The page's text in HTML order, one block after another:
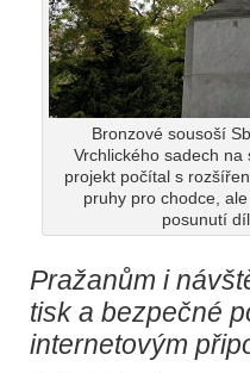
Bronzové sousoší
Vrchlického sadech
projekt počítal s
pruhy pro chodce,
posunutí
Pražanům i
tisk a bezpečné
internetovým